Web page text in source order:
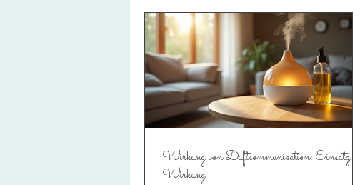
Wirkung von Duftkommunikation: Einsatz und
Wirkung